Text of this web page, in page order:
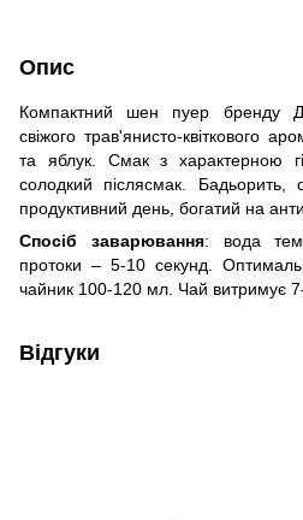
Опис
Компактний шен пуер бренду
свіжого трав'янисто-квіткового
та яблук. Смак з характерною
солодкий післясмак. Бадьорить,
продуктивний день, богатий на
Спосіб заварювання: вода
протоки – 5-10 секунд.
чайник 100-120 мл. Чай витримує
Відгуки